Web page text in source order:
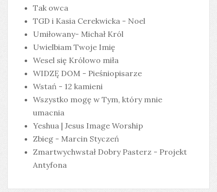
Tak owca
TGD i Kasia Cerekwicka - Noel
Umiłowany- Michał Król
Uwielbiam Twoje Imię
Wesel się Królowo miła
WIDZĘ DOM - Pieśniopisarze
Wstań - 12 kamieni
Wszystko mogę w Tym, który mnie
umacnia
Yeshua | Jesus Image Worship
Zbieg - Marcin Styczeń
Zmartwychwstał Dobry Pasterz - Projekt
Antyfona